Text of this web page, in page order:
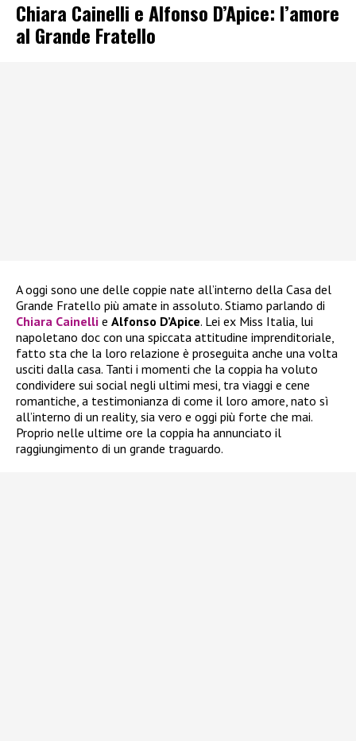
Chiara Cainelli e Alfonso D’Apice: l’amore
al Grande Fratello
A oggi sono une delle coppie nate all’interno della Casa del
Grande Fratello più amate in assoluto. Stiamo parlando di
Chiara Cainelli e Alfonso D’Apice. Lei ex Miss Italia, lui
napoletano doc con una spiccata attitudine imprenditoriale,
fatto sta che la loro relazione è proseguita anche una volta
usciti dalla casa. Tanti i momenti che la coppia ha voluto
condividere sui social negli ultimi mesi, tra viaggi e cene
romantiche, a testimonianza di come il loro amore, nato sì
all’interno di un reality, sia vero e oggi più forte che mai.
Proprio nelle ultime ore la coppia ha annunciato il
raggiungimento di un grande traguardo.